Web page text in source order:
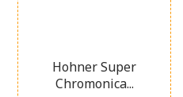
Hohner Super
Chromonica...